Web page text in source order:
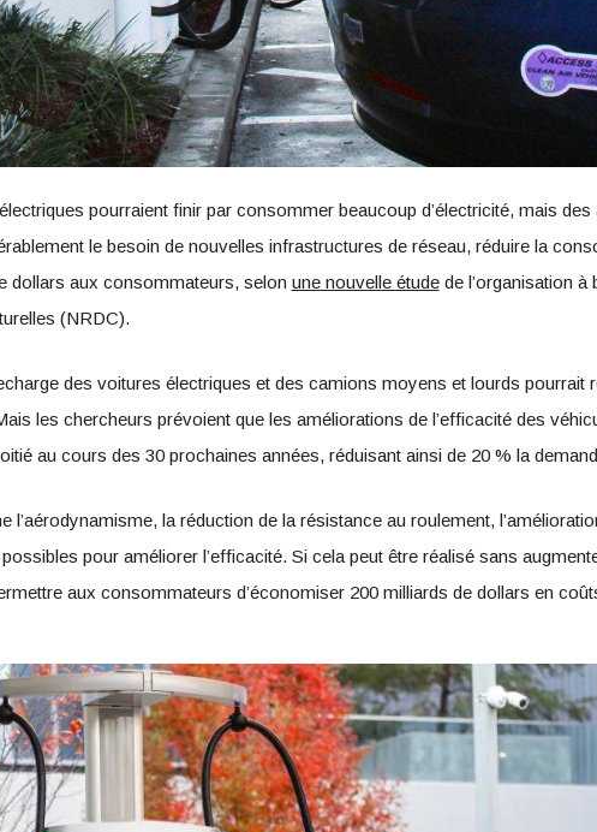
pourraient finir par consommer beaucoup d’électricité, mais
le besoin de nouvelles infrastructures de réseau, réduire la
dollars aux consommateurs, selon une nouvelle étudede l’organisation à
(NRDC).
des voitures électriques et des camions moyens et lourds
les chercheurs prévoient que les améliorations de l’efficacité des
au cours des 30 prochaines années, réduisant ainsi de 20 % la
l’aérodynamisme, la réduction de la résistance au roulement,
pour améliorer l’efficacité. Si cela peut être réalisé sans
aux consommateurs d’économiser 200 milliards de dollars en